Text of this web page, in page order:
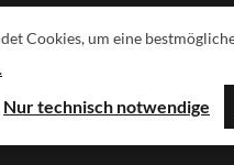
Cookies, um eine
Nur technisch notwendige